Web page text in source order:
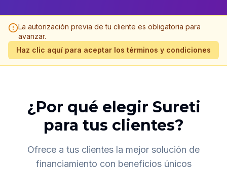
La autorización previa de tu cliente es obligatoria para
avanzar.
Haz clic aquí para aceptar los términos y condiciones
¿Por qué elegir Sureti
para tus clientes?
Ofrece a tus clientes la mejor solución de
financiamiento con beneficios únicos